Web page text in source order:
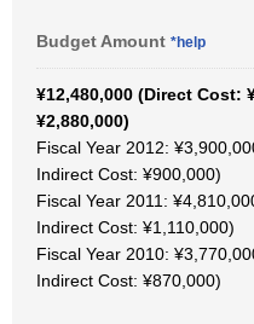
Budget Amount *help
¥12,480,000 (Direct Cost:
¥2,880,000)
Fiscal Year 2012:
Indirect Cost: ¥900,000)
Fiscal Year 2011:
Indirect Cost: ¥1,110,000)
Fiscal Year 2010:
Indirect Cost: ¥870,000)